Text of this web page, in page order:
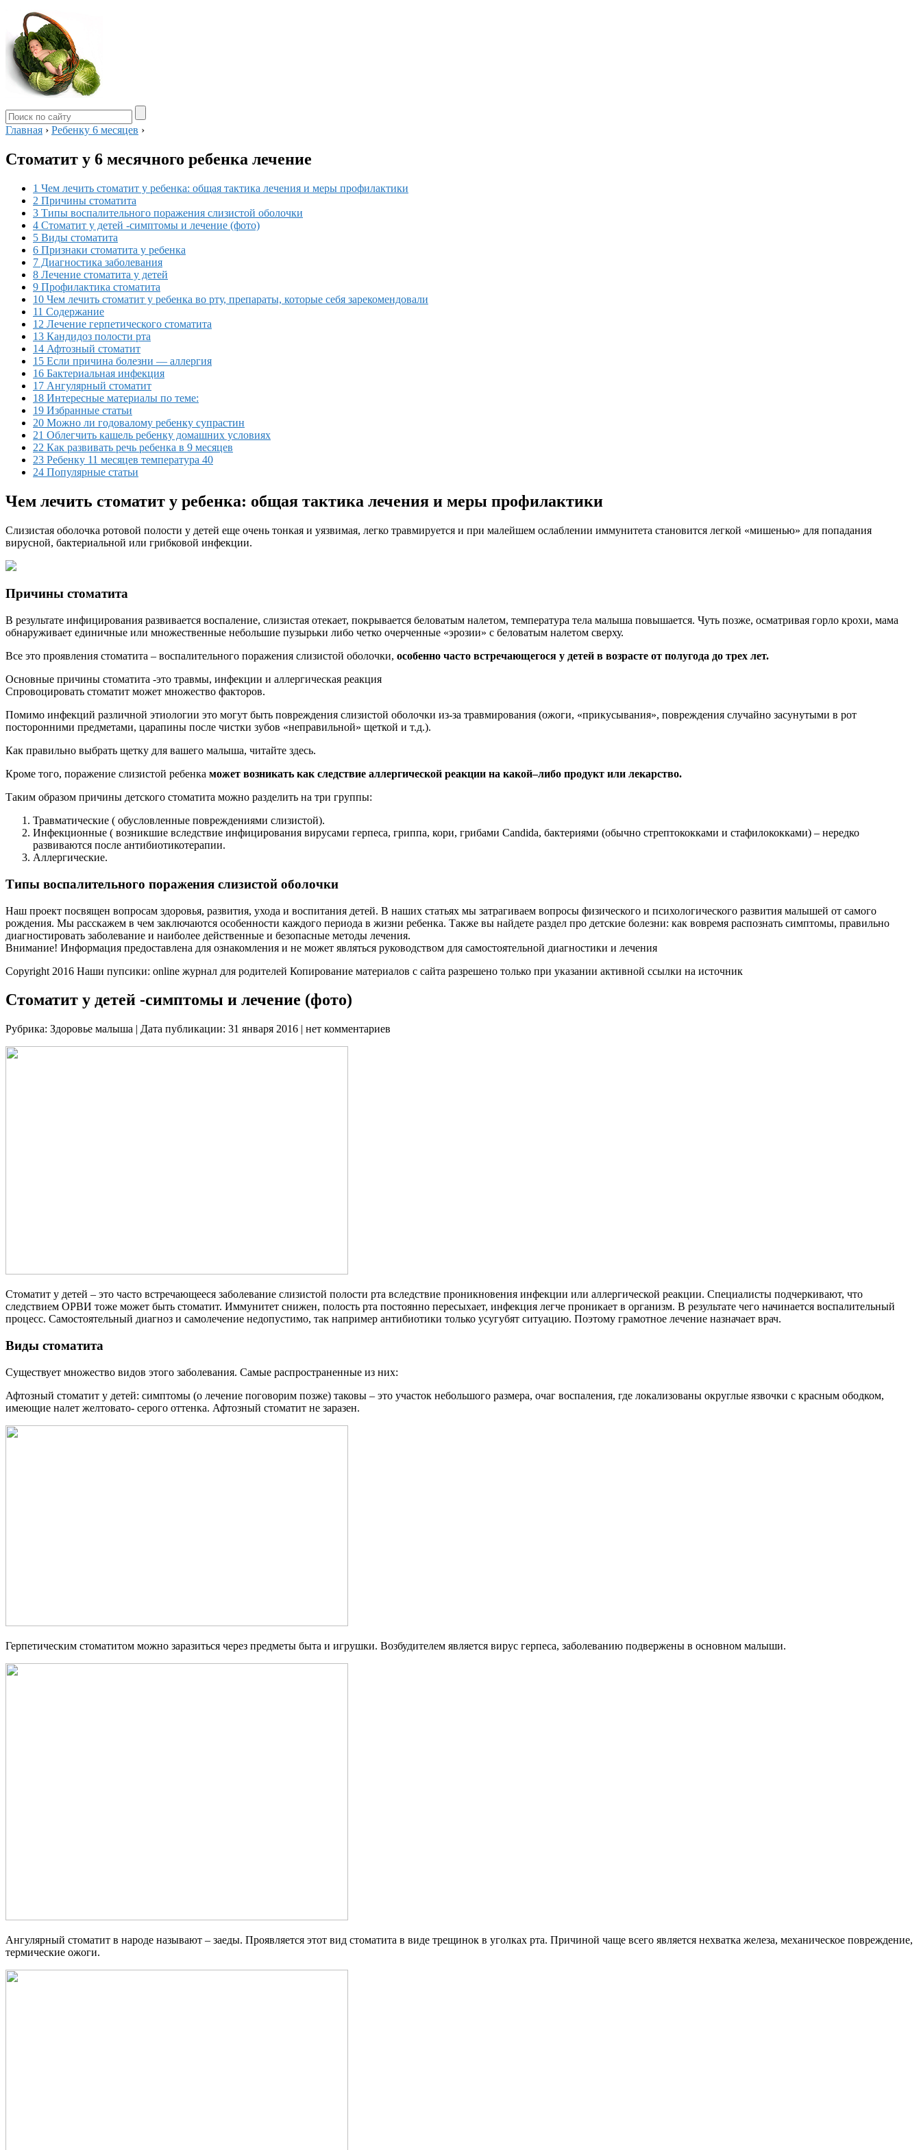
Главная › Ребенку 6 месяцев ›
Стоматит у 6 месячного ребенка лечение
1 Чем лечить стоматит у ребенка: общая тактика лечения и меры профилактики
2 Причины стоматита
3 Типы воспалительного поражения слизистой оболочки
4 Стоматит у детей -симптомы и лечение (фото)
5 Виды стоматита
6 Признаки стоматита у ребенка
7 Диагностика заболевания
8 Лечение стоматита у детей
9 Профилактика стоматита
10 Чем лечить стоматит у ребенка во рту, препараты, которые себя зарекомендовали
11 Содержание
12 Лечение герпетического стоматита
13 Кандидоз полости рта
14 Афтозный стоматит
15 Если причина болезни — аллергия
16 Бактериальная инфекция
17 Ангулярный стоматит
18 Интересные материалы по теме:
19 Избранные статьи
20 Можно ли годовалому ребенку супрастин
21 Облегчить кашель ребенку домашних условиях
22 Как развивать речь ребенка в 9 месяцев
23 Ребенку 11 месяцев температура 40
24 Популярные статьи
Чем лечить стоматит у ребенка: общая тактика лечения и меры профилактики
Слизистая оболочка ротовой полости у детей еще очень тонкая и уязвимая, легко травмируется и при малейшем ослаблении иммунитета становится легкой «мишенью» для попадания
вирусной, бактериальной или грибковой инфекции.
Причины стоматита
В результате инфицирования развивается воспаление, слизистая отекает, покрывается беловатым налетом, температура тела малыша повышается. Чуть позже, осматривая горло крохи, мама
обнаруживает единичные или множественные небольшие пузырьки либо четко очерченные «эрозии» с беловатым налетом сверху.
Все это проявления стоматита – воспалительного поражения слизистой оболочки, особенно часто встречающегося у детей в возрасте от полугода до трех лет.
Основные причины стоматита -это травмы, инфекции и аллергическая реакция
Спровоцировать стоматит может множество факторов.
Помимо инфекций различной этиологии это могут быть повреждения слизистой оболочки из-за травмирования (ожоги, «прикусывания», повреждения случайно засунутыми в рот
посторонними предметами, царапины после чистки зубов «неправильной» щеткой и т.д.).
Как правильно выбрать щетку для вашего малыша, читайте здесь.
Кроме того, поражение слизистой ребенка может возникать как следствие аллергической реакции на какой–либо продукт или лекарство.
Таким образом причины детского стоматита можно разделить на три группы:
Травматические ( обусловленные повреждениями слизистой).
Инфекционные ( возникшие вследствие инфицирования вирусами герпеса, гриппа, кори, грибами Candida, бактериями (обычно стрептококками и стафилококками) – нередко
развиваются после антибиотикотерапии.
Аллергические.
Типы воспалительного поражения слизистой оболочки
Наш проект посвящен вопросам здоровья, развития, ухода и воспитания детей. В наших статьях мы затрагиваем вопросы физического и психологического развития малышей от самого
рождения. Мы расскажем в чем заключаются особенности каждого периода в жизни ребенка. Также вы найдете раздел про детские болезни: как вовремя распознать симптомы, правильно
диагностировать заболевание и наиболее действенные и безопасные методы лечения.
Внимание! Информация предоставлена для ознакомления и не может являться руководством для самостоятельной диагностики и лечения
Copyright 2016 Наши пупсики: online журнал для родителей Копирование материалов с сайта разрешено только при указании активной ссылки на источник
Стоматит у детей -симптомы и лечение (фото)
Рубрика: Здоровье малыша | Дата публикации: 31 января 2016 | нет комментариев
Стоматит у детей – это часто встречающееся заболевание слизистой полости рта вследствие проникновения инфекции или аллергической реакции. Специалисты подчеркивают, что
следствием ОРВИ тоже может быть стоматит. Иммунитет снижен, полость рта постоянно пересыхает, инфекция легче проникает в организм. В результате чего начинается воспалительный
процесс. Самостоятельный диагноз и самолечение недопустимо, так например антибиотики только усугубят ситуацию. Поэтому грамотное лечение назначает врач.
Виды стоматита
Существует множество видов этого заболевания. Самые распространенные из них:
Афтозный стоматит у детей: симптомы (о лечение поговорим позже) таковы – это участок небольшого размера, очаг воспаления, где локализованы округлые язвочки с красным ободком,
имеющие налет желтовато- серого оттенка. Афтозный стоматит не заразен.
Герпетическим стоматитом можно заразиться через предметы быта и игрушки. Возбудителем является вирус герпеса, заболеванию подвержены в основном малыши.
Ангулярный стоматит в народе называют – заеды. Проявляется этот вид стоматита в виде трещинок в уголках рта. Причиной чаще всего является нехватка железа, механическое повреждение,
термические ожоги.